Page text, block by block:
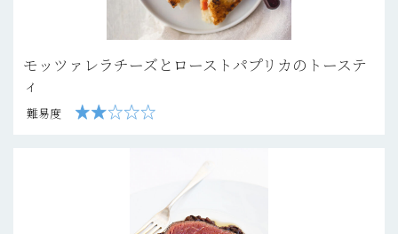
モッツァレラチーズとローストパプリカのトーステ
ィ
難易度